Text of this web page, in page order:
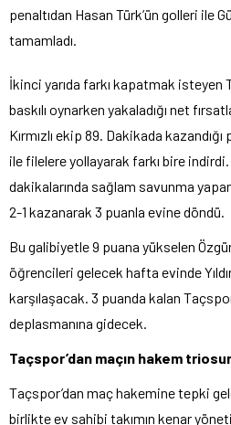
penaltıdan Hasan Türk’ün golleri ile
tamamladı.
İkinci yarıda farkı kapatmak isteyen
baskılı oynarken yakaladığı net
Kırmızlı ekip 89. Dakikada
ile filelere yollayarak farkı bire
dakikalarında sağlam savunma
2-1 kazanarak 3 puanla evine döndü.
Bu galibiyetle 9 puana yükselen
öğrencileri gelecek hafta evinde
karşılaşacak. 3 puanda kalan
deplasmanına gidecek.
Taçspor’dan maçın hakem
Taçspor’dan maç hakemine tepki
birlikte ev sahibi takımın kenar